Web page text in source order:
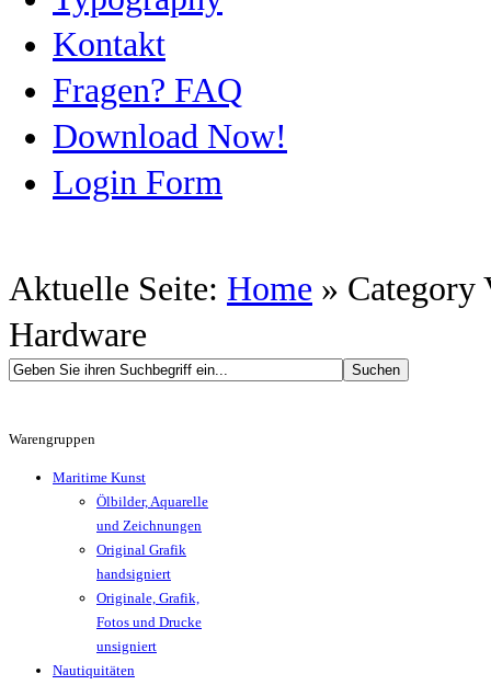
Kontakt
Fragen? FAQ
Download Now!
Login Form
Aktuelle Seite: Home » Category
Hardware
Warengruppen
Maritime Kunst
Ölbilder, Aquarelle
und Zeichnungen
Original Grafik
handsigniert
Originale, Grafik,
Fotos und Drucke
unsigniert
Nautiquitäten